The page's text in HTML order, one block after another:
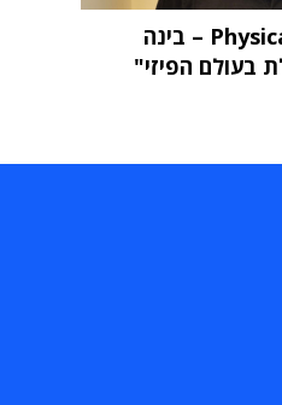
"העתיד הוא Physical AI – בינה
בעולם הפיזי"